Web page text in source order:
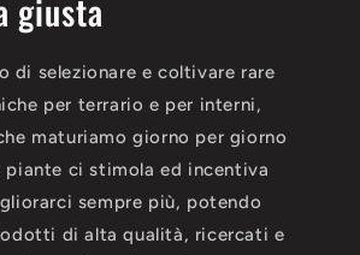
giusta
di selezionare e coltivare rare
per terrario e per interni,
maturiamo giorno per giorno
piante ci stimola ed incentiva
sempre più, potendo
di alta qualità, ricercati e